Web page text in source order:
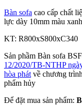
Bàn sofa cao cấp chất
lực dày 10mm màu
KT: R800xS800xC340
Sản phầm Bàn sofa
12/2020/TB-NTHP
hòa phát về chương
phẩm hủy
Để đặt mua sản phẩm: